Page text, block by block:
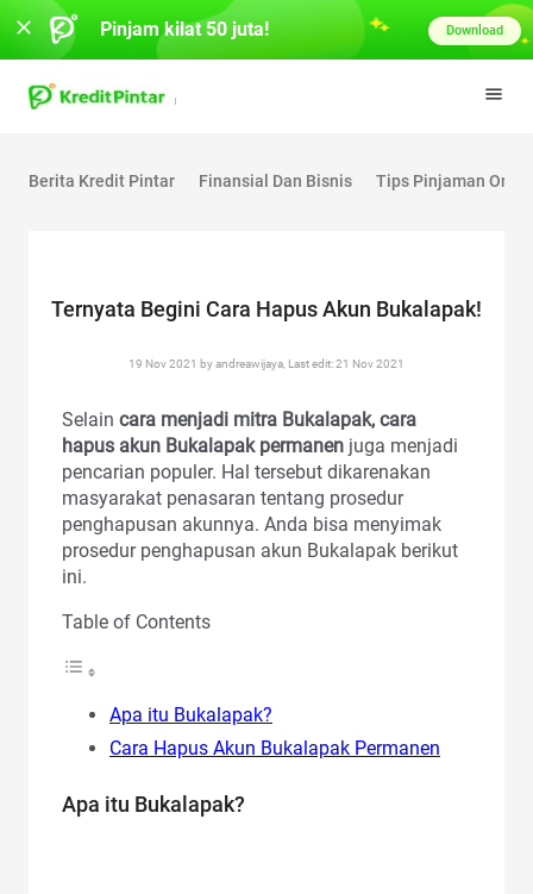
Berita Kredit Pintar Finansial Dan Bisnis Tips Pinjaman
Ternyata Begini Cara Hapus Akun Bukalapak!
19 Nov 2021 by andreawijaya, Last edit: 21 Nov 2021
Selain cara menjadi mitra Bukalapak, cara
hapus akun Bukalapak permanen juga menjadi
pencarian populer. Hal tersebut dikarenakan
masyarakat penasaran tentang prosedur
penghapusan akunnya. Anda bisa menyimak
prosedur penghapusan akun Bukalapak berikut
ini.
Table of Contents
Apa itu Bukalapak?
Cara Hapus Akun Bukalapak Permanen
Apa itu Bukalapak?
Pinjam kilat 50 juta! Download